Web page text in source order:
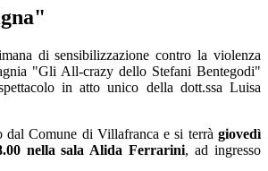
di sensibilizzazione contro la violenza
"Gli All-crazy dello Stefani Bentegodi"
in atto unico della dott.ssa Luisa
dal Comune di Villafranca e si terrà giovedì
nella sala Alida Ferrarini, ad ingresso